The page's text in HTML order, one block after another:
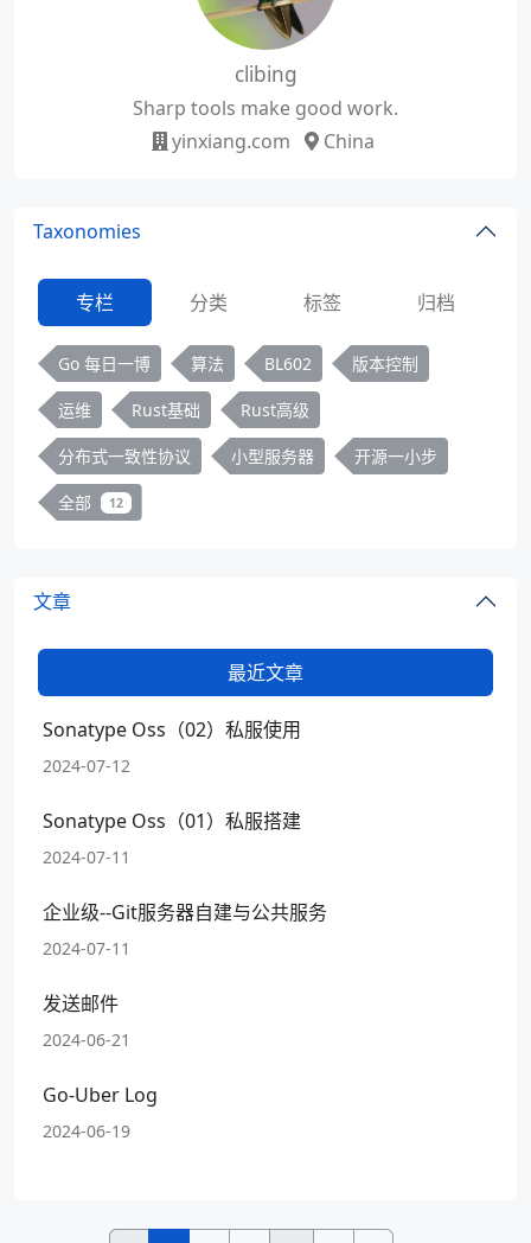
clibing
Sharp tools make good work.
yinxiang.com
China
Taxonomies
专栏 分类 标签 归档
Go 每日一博 算法 BL602 版本控制
运维 Rust基础 Rust高级
分布式一致性协议 小型服务器 开源一小步
全部 12
文章
最近文章
Sonatype Oss（02）私服使用
2024-07-12
Sonatype Oss（01）私服搭建
2024-07-11
企业级--Git服务器自建与公共服务
2024-07-11
发送邮件
2024-06-21
Go-Uber Log
2024-06-19